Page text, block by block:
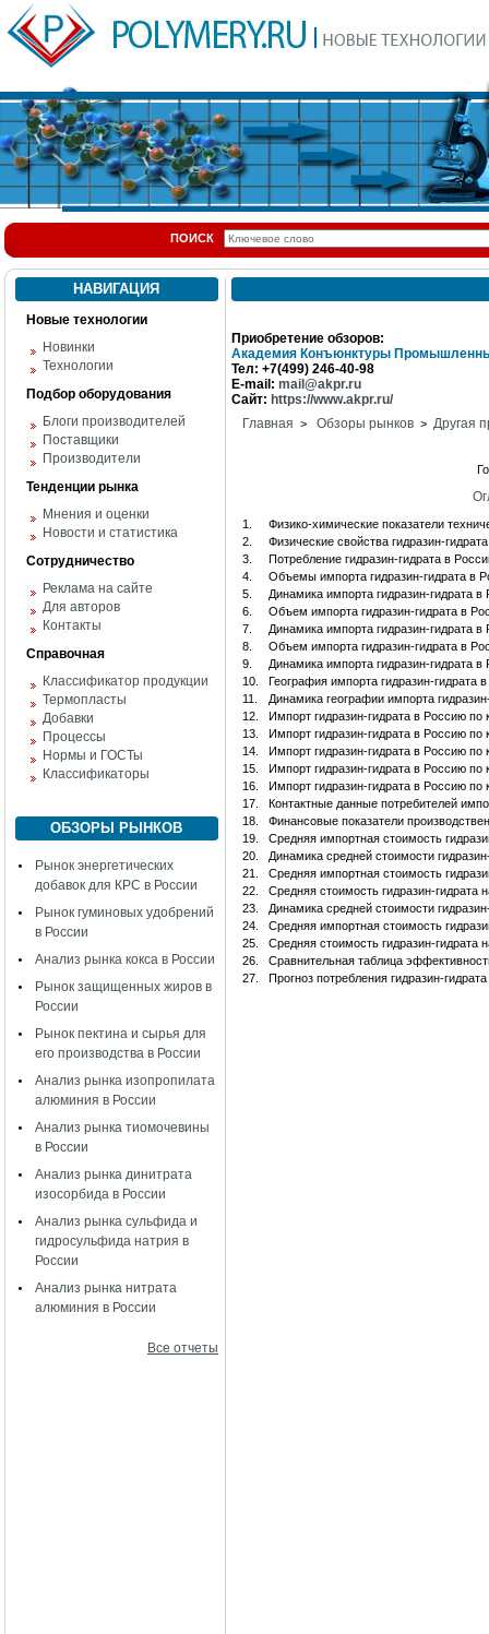
ПОИСК
НАВИГАЦИЯ
Новые технологии
Новинки
Технологии
Подбор оборудования
Блоги производителей
Поставщики
Производители
Тенденции рынка
Мнения и оценки
Новости и статистика
Сотрудничество
Реклама на сайте
Для авторов
Контакты
Справочная
Классификатор продукции
Термопласты
Добавки
Процессы
Нормы и ГОСТы
Классификаторы
ОБЗОРЫ РЫНКОВ
Рынок энергетических
добавок для КРС в России
Рынок гуминовых удобрений
в России
Анализ рынка кокса в России
Рынок защищенных жиров в
России
Рынок пектина и сырья для
его производства в России
Анализ рынка изопропилата
алюминия в России
Анализ рынка тиомочевины
в России
Анализ рынка динитрата
изосорбида в России
Анализ рынка сульфида и
гидросульфида натрия в
России
Анализ рынка нитрата
алюминия в России
Все отчеты
Приобретение обзоров:
Академия Конъюнктуры
Тел: +7(499) 246-40-98
E-mail: mail@akpr.ru
Сайт: https://www.akpr.ru/
Главная > Обзоры рынков > Другая
1.
Физико-химические показатели
2.
Физические свойства гидразин-гидрата
3.
Потребление гидразин-гидрата в
4.
Объемы импорта гидразин-гидрата в
5.
Динамика импорта гидразин-гидрата в
6.
Объем импорта гидразин-гидрата в
7.
Динамика импорта гидразин-гидрата
8.
Объем импорта гидразин-гидрата в
9.
Динамика импорта гидразин-гидрата
10.
География импорта гидразин-гидрата
11.
Динамика географии импорта
12.
Импорт гидразин-гидрата в Россию
13.
Импорт гидразин-гидрата в Россию
14.
Импорт гидразин-гидрата в Россию
15.
Импорт гидразин-гидрата в Россию
16.
Импорт гидразин-гидрата в Россию
17.
Контактные данные потребителей
18.
Финансовые показатели
19.
Средняя импортная стоимость
20.
Динамика средней стоимости
21.
Средняя импортная стоимость
22.
Средняя стоимость гидразин-гидрата
23.
Динамика средней стоимости
24.
Средняя импортная стоимость
25.
Средняя стоимость гидразин-гидрата
26.
Сравнительная таблица
27.
Прогноз потребления гидразин-